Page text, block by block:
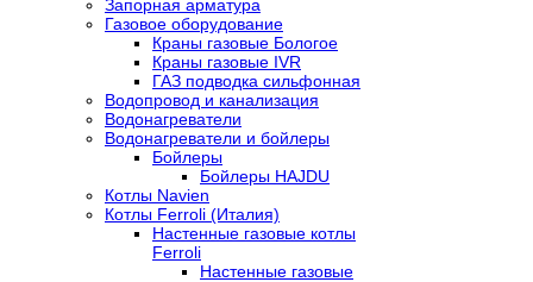
Запорная арматура
Газовое оборудование
Краны газовые Бологое
Краны газовые IVR
ГАЗ подводка сильфонная
Водопровод и канализация
Водонагреватели
Водонагреватели и бойлеры
Бойлеры
Бойлеры HAJDU
Котлы Navien
Котлы Ferroli (Италия)
Настенные газовые котлы
Ferroli
Настенные газовые